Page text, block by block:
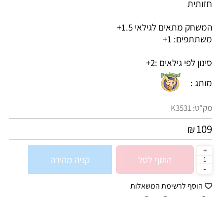
חזותית
המשחק מתאים לגילאי 1.5+
משתתפים: 1+
סינון לפי גילאים :2+
מותג :
מק"ט: K3531
₪109
הוסף לסל קניה מהירה
הוסף לרשימת המשאלות